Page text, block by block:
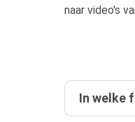
naar video's
In welke